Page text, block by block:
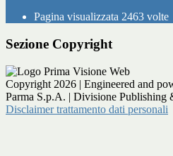
Pagina visualizzata 2463 volte
Sezione Copyright
Copyright 2026 | Engineered and
Parma S.p.A. | Divisione Publishing
Disclaimer trattamento dati personali